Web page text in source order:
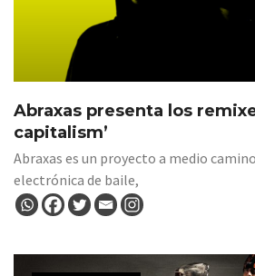
Abraxas presenta los
capitalism’
Abraxas es un proyecto a medio
electrónica de baile,